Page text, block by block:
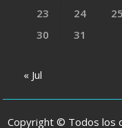
23
24 25
30
31
« Jul
Copyright © Todos los